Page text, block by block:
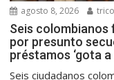
agosto 8, 2026
Seis colombianos
por presunto
préstamos ‘gota a
Seis ciudadanos